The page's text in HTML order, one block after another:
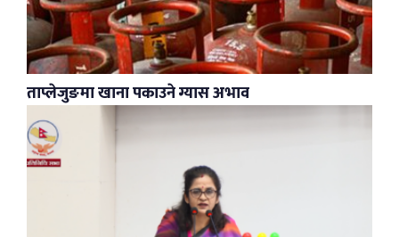
ताप्लेजुङमा खाना पकाउने ग्यास अभाव